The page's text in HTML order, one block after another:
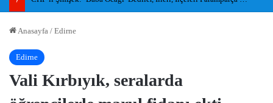
Anasayfa / Edirne
Edirne
Vali Kırbıyık, seralarda